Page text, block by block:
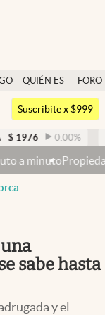
QUIÉN ES
QUIÉN
FORO
Argentina
México
Suscribite x $999
% DÓLAR MEP
con cruces y
sabe hasta
y el